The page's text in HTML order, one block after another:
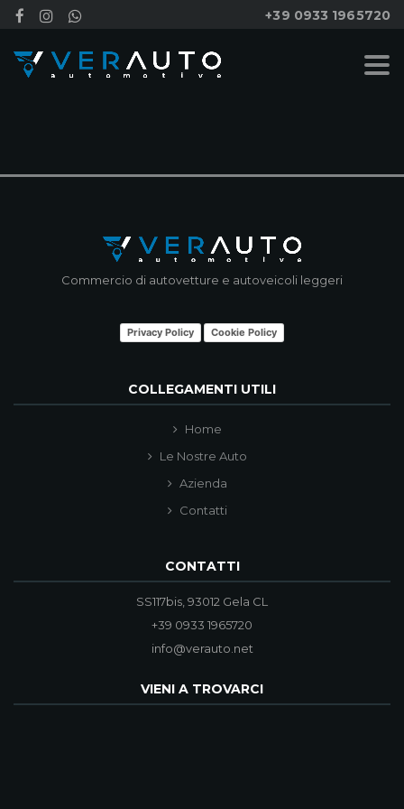
+39 0933 1965720
Commercio di autovetture e autoveicoli leggeri
Privacy Policy Cookie Policy
COLLEGAMENTI UTILI
Home
Le Nostre Auto
Azienda
Contatti
CONTATTI
SS117bis, 93012 Gela CL
+39 0933 1965720
info@verauto.net
VIENI A TROVARCI